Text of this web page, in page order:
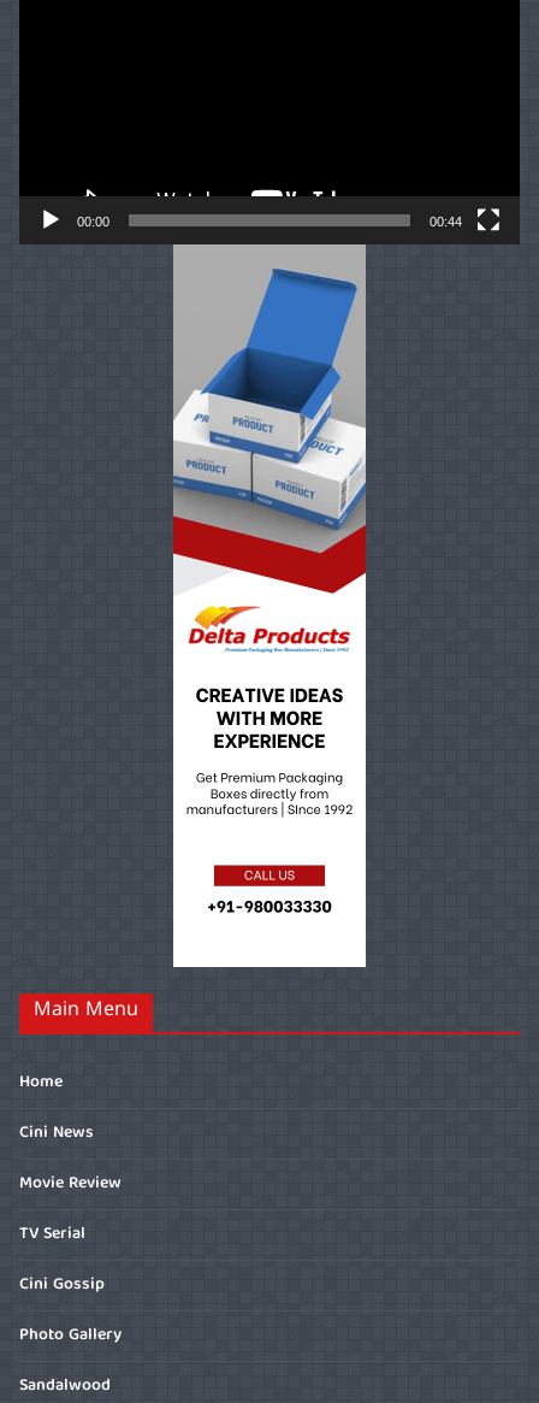
00:00 00:44
Main Menu
Home
Cini News
Movie Review
TV Serial
Cini Gossip
Photo Gallery
Sandalwood